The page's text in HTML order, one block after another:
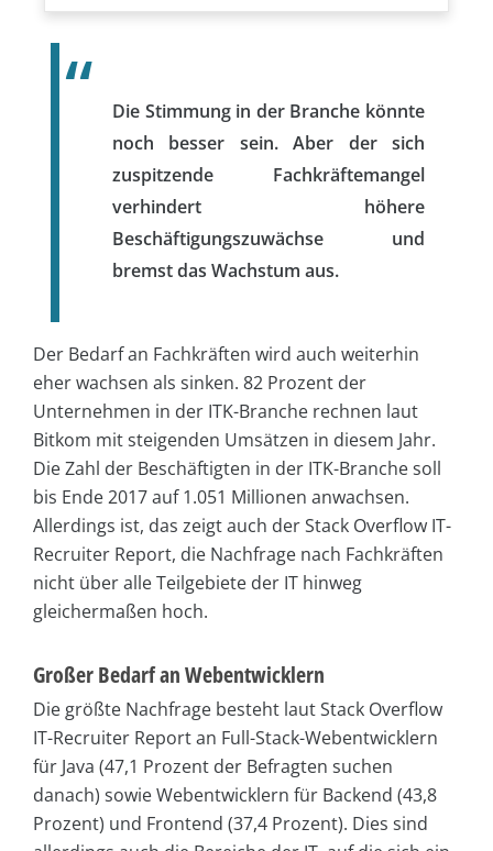
Die Stimmung in der Branche könnte
noch besser sein. Aber der sich
zuspitzende Fachkräftemangel
verhindert höhere
Beschäftigungszuwächse und
bremst das Wachstum aus.
Der Bedarf an Fachkräften wird auch weiterhin
eher wachsen als sinken. 82 Prozent der
Unternehmen in der ITK-Branche rechnen laut
Bitkom mit steigenden Umsätzen in diesem Jahr.
Die Zahl der Beschäftigten in der ITK-Branche soll
bis Ende 2017 auf 1.051 Millionen anwachsen.
Allerdings ist, das zeigt auch der Stack Overflow IT-
Recruiter Report, die Nachfrage nach Fachkräften
nicht über alle Teilgebiete der IT hinweg
gleichermaßen hoch.
Großer Bedarf an Webentwicklern
Die größte Nachfrage besteht laut Stack Overflow
IT-Recruiter Report an Full-Stack-Webentwicklern
für Java (47,1 Prozent der Befragten suchen
danach) sowie Webentwicklern für Backend (43,8
Prozent) und Frontend (37,4 Prozent). Dies sind